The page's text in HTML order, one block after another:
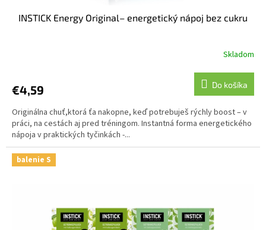
INSTICK Energy Original– energetický nápoj bez cukru
Skladom
€4,59 Do košíka
Originálna chuť,ktorá ťa nakopne, keď potrebuješ rýchly boost – v
práci, na cestách aj pred tréningom. Instantná forma energetického
nápoja v praktických tyčinkách -...
balenie S